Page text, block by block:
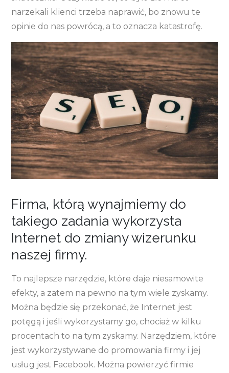
narzekali klienci trzeba naprawić, bo znowu te
opinie do nas powrócą, a to oznacza katastrofę.
Firma, którą wynajmiemy do
takiego zadania wykorzysta
Internet do zmiany wizerunku
naszej firmy.
To najlepsze narzędzie, które daje niesamowite
efekty, a zatem na pewno na tym wiele zyskamy.
Można będzie się przekonać, że Internet jest
potęgą i jeśli wykorzystamy go, chociaż w kilku
procentach to na tym zyskamy. Narzędziem, które
jest wykorzystywane do promowania firmy i jej
usług jest Facebook. Można powierzyć firmie